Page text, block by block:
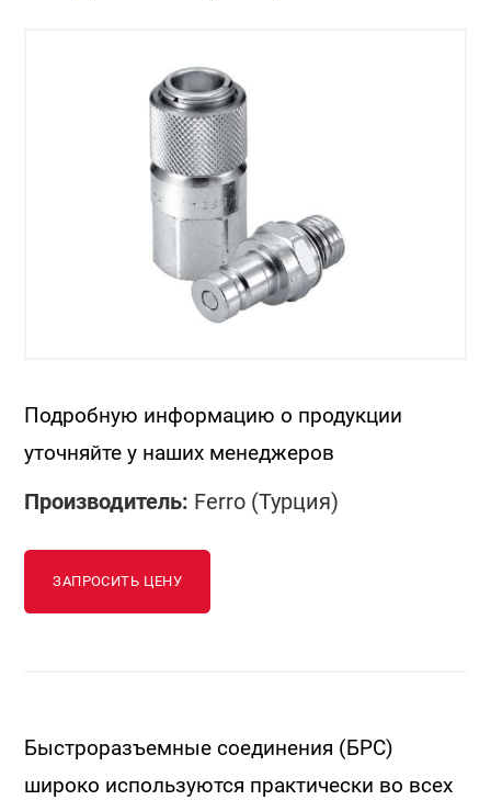
Подробную информацию о продукции
уточняйте у наших менеджеров
Производитель: Ferro (Турция)
ЗАПРОСИТЬ ЦЕНУ
Быстроразъемные соединения (БРС)
широко используются практически во всех